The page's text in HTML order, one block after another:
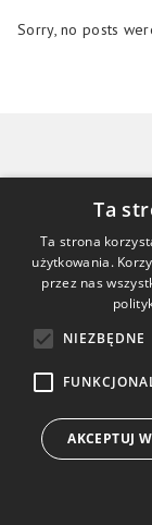
Sorry, no posts
Ta
Ta strona
użytkowania.
przez nas
NIEZBĘDNE
AKCEPTUJ